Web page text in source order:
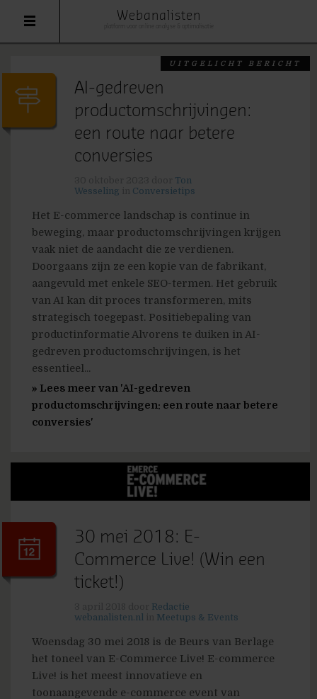
Webanalisten
UITGELICHT BERICHT
AI-gedreven
productomschrijvingen:
een route naar betere
conversies
Ton
Wesseling
Conversietips
Het E-commerce landschap is continue in
beweging, maar productomschrijvingen krijgen
vaak niet de aandacht die ze verdienen.
Doorgaans zijn ze een kopie van de fabrikant,
aangevuld met enkele SEO-termen. Het gebruik
van AI kan dit proces transformeren, mits
strategisch toegepast. Positiebepaling van
productinformatie Alvorens te duiken in AI-
gedreven productomschrijvingen, is het
essentieel...
» Lees meer van 'AI-gedreven
productomschrijvingen: een route naar betere
conversies'
30 mei 2018: E-
Commerce Live! (Win een
ticket!)
Redactie
webanalisten.nl
Meetups & Events
Woensdag 30 mei 2018 is de Beurs van Berlage
het toneel van E-Commerce Live! E-commerce
Live! is het meest innovatieve en
toonaangevende e-commerce event van